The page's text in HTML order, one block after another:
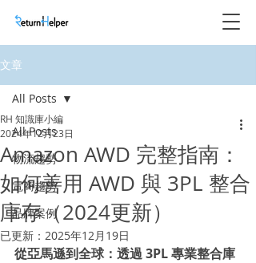
文章
All Posts
物流趨勢
電商趨勢
品牌案例
All Posts
Amazon AWD 完整指南：
如何善用 AWD 與 3PL 整合
庫存（2024更新）
RH 知識庫小編
2024年12月23日
已更新： 2025年12月19日
從亞馬遜到全球：透過 3PL 專業整合庫